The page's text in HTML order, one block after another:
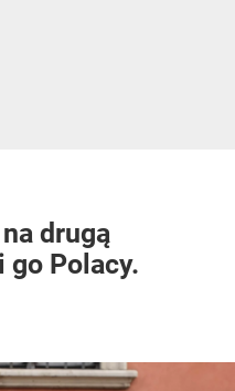
drugą
go Polacy.